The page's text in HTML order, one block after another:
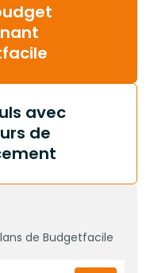
avec
de
de Budgetfacile